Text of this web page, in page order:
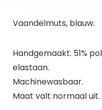
Vaandelmuts, blauw.
Handgemaakt: 51%
elastaan.
Machinewasbaar.
Maat valt normaal uit.